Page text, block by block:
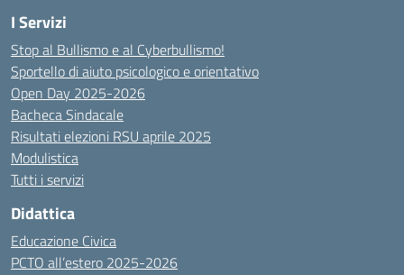
I Servizi
Stop al Bullismo e al Cyberbullismo!
Sportello di aiuto psicologico e orientativo
Open Day 2025-2026
Bacheca Sindacale
Risultati elezioni RSU aprile 2025
Modulistica
Tutti i servizi
Didattica
Educazione Civica
PCTO all’estero 2025-2026